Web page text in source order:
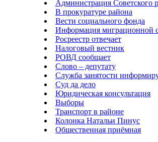
Администрация Советского
В прокуратуре района
Вести социального фонда
Информация миграционной
Росреестр отвечает
Налоговый вестник
РОВД сообщает
Слово – депутату
Служба занятости
Суд да дело
Юридическая консультация
Выборы
Транспорт в районе
Колонка Натальи Пинус
Общественная приёмная